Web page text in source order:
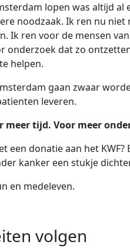
lopen was altijd
noodzaak. Ik ren nu
Ik ren voor de mensen
onderzoek dat zo
helpen.
gaan zwaar
leveren.
tijd. Voor meer
een donatie aan het
kanker een stukje
en medeleven.
volgen